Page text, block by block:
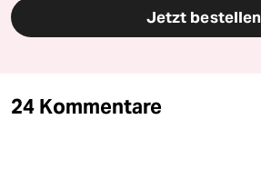
Jetzt bestellen
24 Kommentare